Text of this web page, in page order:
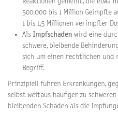
500.000 bis 1 Million Geimpfte
1 bis 1,5 Millionen verimpfter
Als Impfschaden wird eine
schwere, bleibende
sich um einen rechtlichen und
Begriff.
Prinzipiell führen Erkrankungen,
selbst weitaus häufiger zu
bleibenden Schäden als die